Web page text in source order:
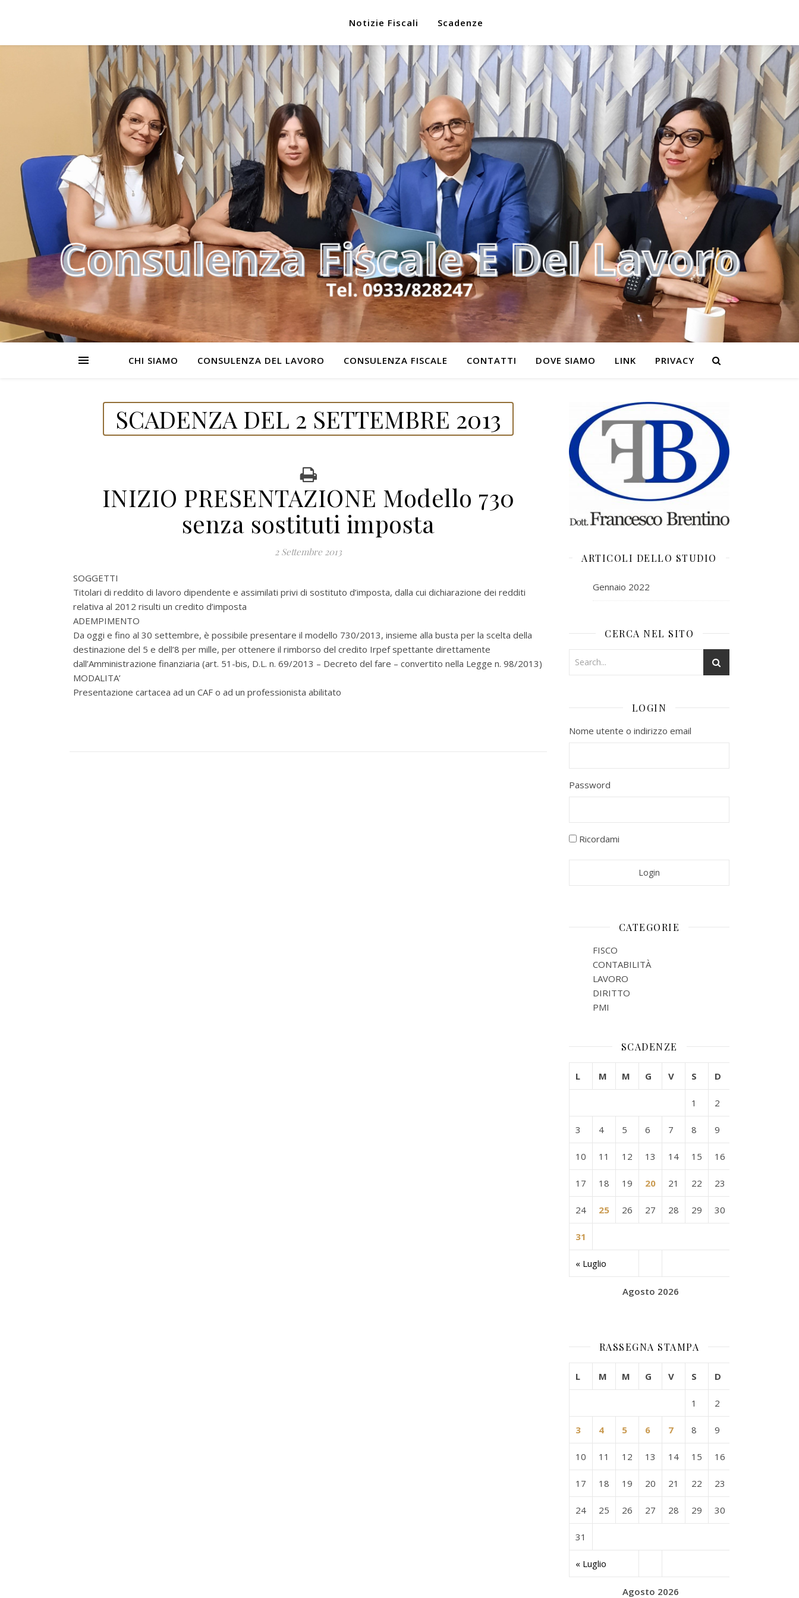
Notizie Fiscali Scadenze
CHI SIAMO CONSULENZA DEL LAVORO CONSULENZA FISCALE CONTATTI DOVE SIAMO LINK PRIVACY
SCADENZA DEL 2 SETTEMBRE 2013
INIZIO PRESENTAZIONE Modello 730
senza sostituti imposta
2 Settembre 2013
SOGGETTI
Titolari di reddito di lavoro dipendente e assimilati privi di sostituto d’imposta, dalla cui dichiarazione dei redditi
relativa al 2012 risulti un credito d’imposta
ADEMPIMENTO
Da oggi e fino al 30 settembre, è possibile presentare il modello 730/2013, insieme alla busta per la scelta della
destinazione del 5 e dell’8 per mille, per ottenere il rimborso del credito Irpef spettante direttamente
dall’Amministrazione finanziaria (art. 51-bis, D.L. n. 69/2013 – Decreto del fare – convertito nella Legge n. 98/2013)
MODALITA’
Presentazione cartacea ad un CAF o ad un professionista abilitato
ARTICOLI DELLO STUDIO
Gennaio 2022
CERCA NEL SITO
LOGIN
Nome utente o indirizzo email
Password
Ricordami
CATEGORIE
FISCO
CONTABILITÀ
LAVORO
DIRITTO
PMI
SCADENZE
Agosto 2026
L M M G V S D
« Luglio
1 2
3 4 5 6 7 8 9
10 11 12 13 14 15 16
17 18 19 20 21 22 23
24 25 26 27 28 29 30
31
RASSEGNA STAMPA
Agosto 2026
L M M G V S D
« Luglio
1 2
3 4 5 6 7 8 9
10 11 12 13 14 15 16
17 18 19 20 21 22 23
24 25 26 27 28 29 30
31